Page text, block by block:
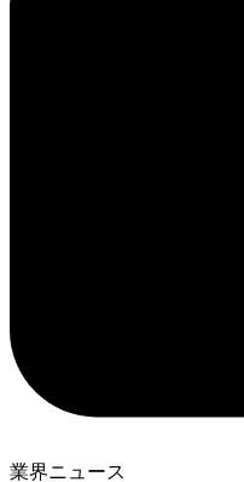
業界ニュース